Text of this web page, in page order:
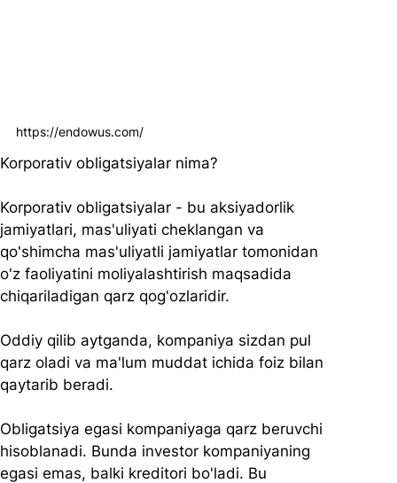
Korporativ obligatsiyalar nima?
Korporativ obligatsiyalar - bu aksiyadorlik
jamiyatlari, mas'uliyati cheklangan va
qo'shimcha mas'uliyatli jamiyatlar tomonidan
o'z faoliyatini moliyalashtirish maqsadida
chiqariladigan qarz qog'ozlaridir.
Oddiy qilib aytganda, kompaniya sizdan pul
qarz oladi va ma'lum muddat ichida foiz bilan
qaytarib beradi.
Obligatsiya egasi kompaniyaga qarz beruvchi
hisoblanadi. Bunda investor kompaniyaning
egasi emas, balki kreditori bo'ladi. Bu
https://endowus.com/